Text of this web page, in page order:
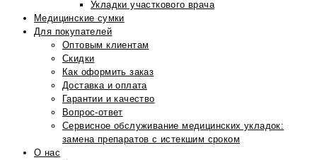
Укладки участкового врача
Медицинские сумки
Для покупателей
Оптовым клиентам
Скидки
Как оформить заказ
Доставка и оплата
Гарантии и качество
Вопрос-ответ
Сервисное обслуживание медицинских укладок:
замена препаратов с истекшим сроком
О нас